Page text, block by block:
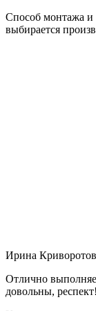
Способ монтажа и
выбирается
Ирина
Отлично
довольны,